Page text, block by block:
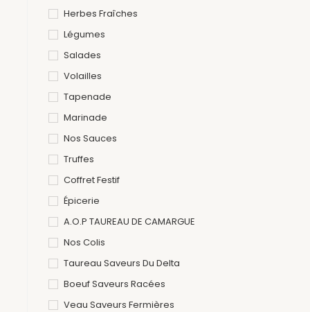
Herbes Fraîches
Légumes
Salades
Volailles
Tapenade
Marinade
Nos Sauces
Truffes
Coffret Festif
Épicerie
A.O.P TAUREAU DE CAMARGUE
Nos Colis
Taureau Saveurs Du Delta
Boeuf Saveurs Racées
Veau Saveurs Fermières